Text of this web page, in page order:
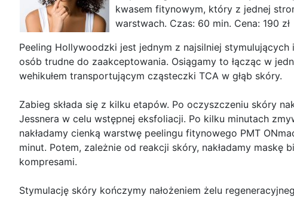
kwasem fitynowym, który z jednej
warstwach. Czas: 60 min. Cena: 190 zł
Peeling Hollywoodzki jest jednym z najsilniej
osób trudne do zaakceptowania. Osiągamy to łącząc w
wehikułem transportującym cząsteczki TCA w głąb skóry.
Zabieg składa się z kilku etapów. Po oczyszczeniu skóry
Jessnera w celu wstępnej eksfoliacji. Po kilku minutach
nakładamy cienką warstwę peelingu fitynowego PMT
minut. Potem, zależnie od reakcji skóry, nakładamy
kompresami.
Stymulację skóry kończymy nałożeniem żelu